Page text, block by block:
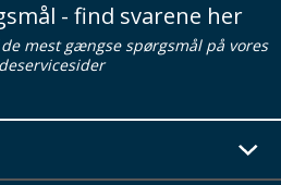
- find svarene her
mest gængse spørgsmål på vores